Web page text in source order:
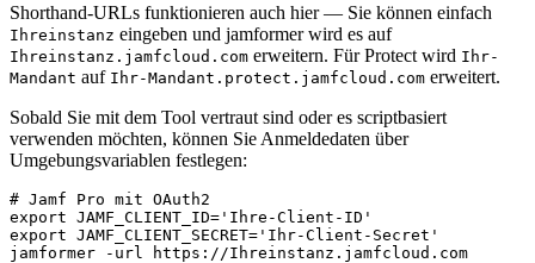
Shorthand-URLs funktionieren auch hier — Sie können einfach
Ihreinstanz eingeben und jamformer wird es auf
Ihreinstanz.jamfcloud.com erweitern. Für Protect wird Ihr-
Mandant auf Ihr-Mandant.protect.jamfcloud.com erweitert.
Sobald Sie mit dem Tool vertraut sind oder es scriptbasiert
verwenden möchten, können Sie Anmeldedaten über
Umgebungsvariablen festlegen:
# Jamf Pro mit OAuth2
export JAMF_CLIENT_ID='Ihre-Client-ID'
export JAMF_CLIENT_SECRET='Ihr-Client-Secret'
jamformer -url https://Ihreinstanz.jamfcloud.com